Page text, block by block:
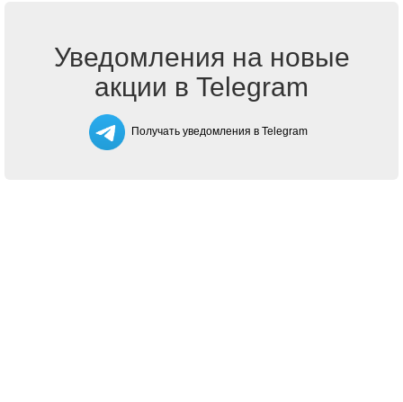
Уведомления на новые
акции в Telegram
Получать уведомления в Telegram